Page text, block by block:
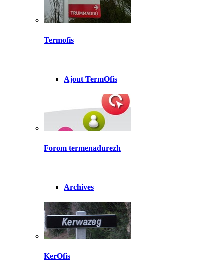
Termofis
Ajout TermOfis
Forom termenadurezh
Archives
KerOfis